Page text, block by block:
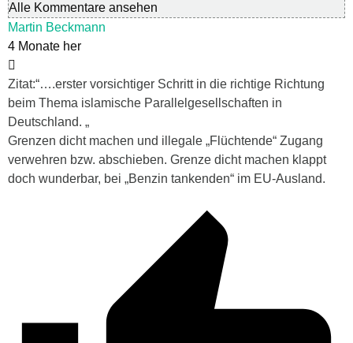
Alle Kommentare ansehen
Martin Beckmann
4 Monate her
Zitat:“….erster vorsichtiger Schritt in die richtige Richtung
beim Thema islamische Parallelgesellschaften in
Deutschland. „
Grenzen dicht machen und illegale „Flüchtende“ Zugang
verwehren bzw. abschieben. Grenze dicht machen klappt
doch wunderbar, bei „Benzin tankenden“ im EU-Ausland.